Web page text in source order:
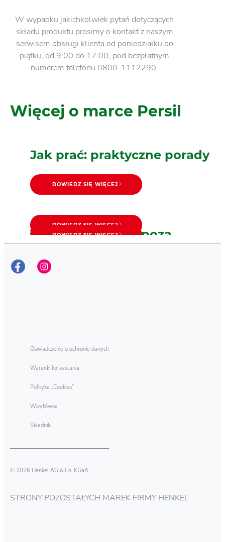
W wypadku jakichkolwiek pytań dotyczących
składu produktu prosimy o kontakt z naszym
serwisem obsługi klienta od poniedziałku do
piątku, od 9:00 do 17:00, pod bezpłatnym
numerem telefonu 0800-1112290.
Więcej o marce Persil
Jak prać: praktyczne porady
DOWIEDZ SIĘ WIĘCEJ
Trzymaj kapsułki poza
zasięgiem dzieci
DOWIEDZ SIĘ WIĘCEJ
Symbole prania i ich
znaczenie
DOWIEDZ SIĘ WIĘCEJ
DOWIEDZ SIĘ WIĘCEJ
Oświadczenie o ochronie danych
Warunki korzystania
Polityka „Cookies”
Wizytówka
Składniki
© 2026 Henkel AG & Co. KGaA
STRONY POZOSTAŁYCH MAREK FIRMY HENKEL